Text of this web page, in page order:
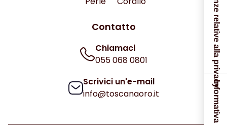
Contatto
Chiamaci
055 068 0801
Scrivici un'e-mail
info@toscanaoro.it